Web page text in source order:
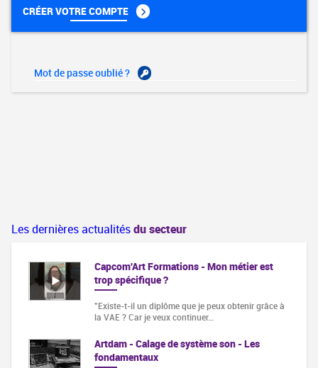
CRÉER VOTRE COMPTE
Mot de passe oublié ?
Les dernières actualitésdu secteur
Capcom'Art Formations - Mon métier est
trop spécifique ?
"Existe-t-il un diplôme que je peux obtenir grâce à
la VAE ? Car je veux continuer…
Artdam - Calage de système son - Les
fondamentaux